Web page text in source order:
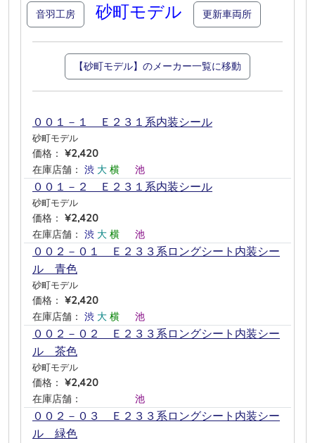
音羽工房 砂町モデル 更新車両所
【砂町モデル】のメーカー一覧に移動
００１－１ Ｅ２３１系内装シール
砂町モデル
価格： ¥2,420
在庫店舗： 渋 大 横 池
００１－２ Ｅ２３１系内装シール
砂町モデル
価格： ¥2,420
在庫店舗： 渋 大 横 池
００２－０１ Ｅ２３３系ロングシート内装シー
ル 青色
砂町モデル
価格： ¥2,420
在庫店舗： 渋 大 横 池
００２－０２ Ｅ２３３系ロングシート内装シー
ル 茶色
砂町モデル
価格： ¥2,420
在庫店舗：
池
００２－０３ Ｅ２３３系ロングシート内装シー
ル 緑色